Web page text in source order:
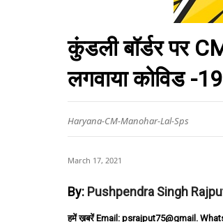
कुंडली बॉर्डर पर
लगवाया कोविड -
Haryana-CM-Manohar-Lal-Sps
March 17, 2021
By: Pushpendra Singh
हमें ख़बरें Email: psrajput75@gmail.